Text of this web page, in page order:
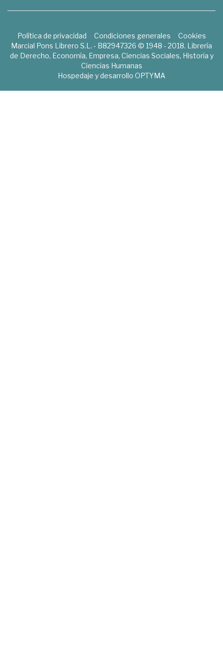
Política de privacidad Condiciones generales
Cookies
Marcial Pons Librero S.L. - B82947326 © 1948 - 2018. Librería
de Derecho, Economía, Empresa, Ciencias Sociales, Historia y
Ciencias Humanas
Hospedaje y desarrollo OPTYMA